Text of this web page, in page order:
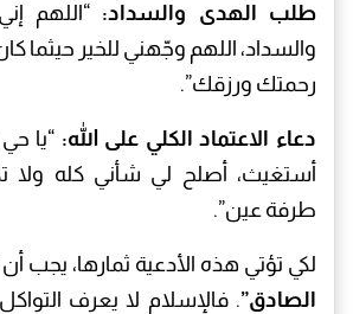
طلب الهدى والسداد: “اللهم
والسداد، اللهم وجّهني للخير حيثما
رحمتك ورزقك”.
دعاء الاعتماد الكلي على الله: “يا
أستغيث، أصلح لي شأني كله ولا
طرفة عين”.
لكي تؤتي هذه الأدعية ثمارها، يجب أن
الصادق”. فالإسلام لا يعرف